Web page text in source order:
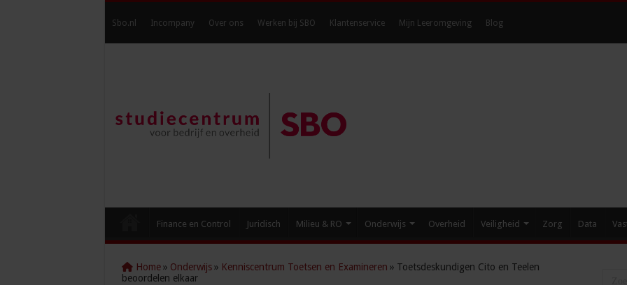
Sbo.nl Incompany Over ons Werken bij SBO Klantenservice Mijn Leeromgeving Blog
Finance en Control Juridisch Milieu & RO Onderwijs Overheid Veiligheid Zorg Data
Home » Onderwijs » Kenniscentrum Toetsen en Examineren » Toetsdeskundigen Cito en Teelen
beoordelen elkaar